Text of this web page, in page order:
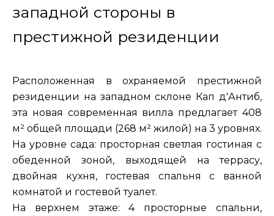
западной стороны в
престижной резиденции
Расположенная в охраняемой престижной
резиденции на западном склоне Кап д'Антиб,
эта новая современная вилла предлагает 408
м² общей площади (268 м² жилой) на 3 уровнях.
На уровне сада: просторная светлая гостиная с
обеденной зоной, выходящей на террасу,
двойная кухня, гостевая спальня с ванной
комнатой и гостевой туалет.
На верхнем этаже: 4 просторные спальни,